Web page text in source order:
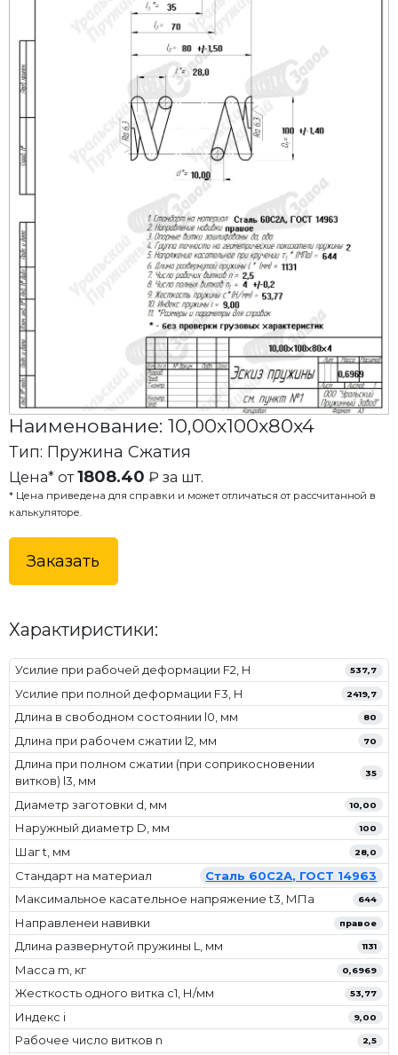
Наименование: 10,00x100x80x4
Тип: Пружина Сжатия
Цена* от1808.40 ₽ за шт.
* Цена приведена для справки и может отличаться от рассчитанной в
калькуляторе.
Заказать
Характиристики:
Усилие при рабочей деформации F2, Н 537,7
Усилие при полной деформации F3, Н 2419,7
Длина в свободном состоянии l0, мм 80
Длина при рабочем сжатии l2, мм 70
Длина при полном сжатии (при соприкосновении
витков) l3, мм
35
Диаметр заготовки d, мм 10,00
Наружный диаметр D, мм 100
Шаг t, мм 28,0
Стандарт на материал
Сталь 60С2А, ГОСТ 14963
Максимальное касательное напряжение t3, МПа
644
Направленеи навивки правое
Длина развернутой пружины L, мм 1131
Масса m, кг 0,6969
Жесткость одного витка c1, Н/мм 53,77
Индекс i 9,00
Рабочее число витков n 2,5